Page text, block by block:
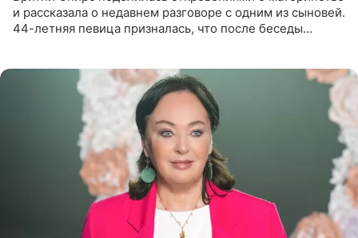
и рассказала о недавнем разговоре с одним из сыновей.
44-летняя певица призналась, что после беседы